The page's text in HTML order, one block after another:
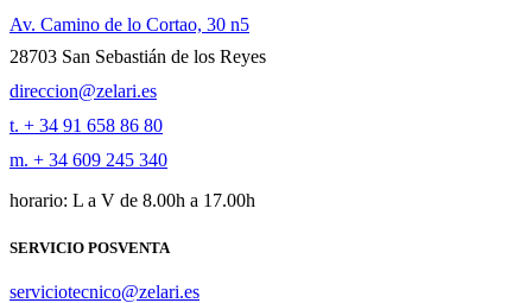
Av. Camino de lo Cortao, 30 n5
28703 San Sebastián de los Reyes
direccion@zelari.es
t. + 34 91 658 86 80
m. + 34 609 245 340
horario: L a V de 8.00h a 17.00h
SERVICIO POSVENTA
serviciotecnico@zelari.es